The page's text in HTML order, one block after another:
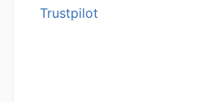
Trustpilot